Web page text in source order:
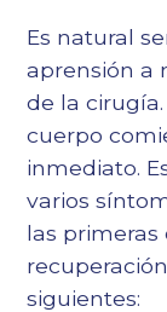
Es natural
aprensión a
de la
cuerpo
inmediato.
varios
las
siguientes: